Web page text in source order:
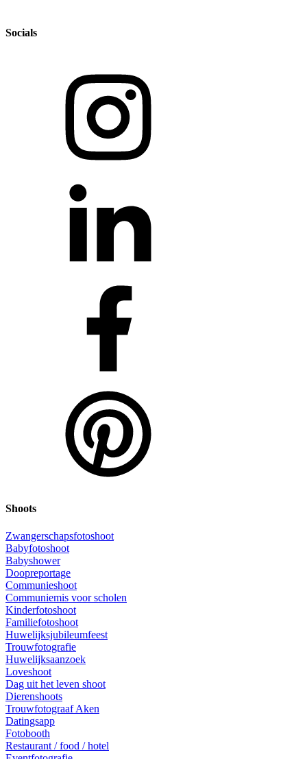
Socials
Shoots
Zwangerschapsfotoshoot
Babyfotoshoot
Babyshower
Doopreportage
Communieshoot
Communiemis voor scholen
Kinderfotoshoot
Familiefotoshoot
Huwelijksjubileumfeest
Trouwfotografie
Huwelijksaanzoek
Loveshoot
Dag uit het leven shoot
Dierenshoots
Trouwfotograaf Aken
Datingsapp
Fotobooth
Restaurant / food / hotel